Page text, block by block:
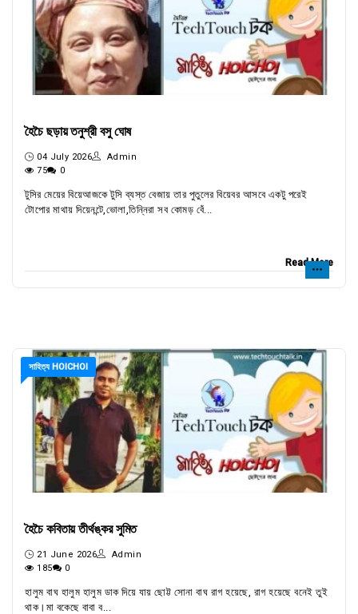
হৈচৈ ছড়ায় তনুশ্রী বসু ঘোষ
04 July 2026
Admin
75
0
টুসির মেয়ের বিয়েআজকে টুসি ব্যস্ত বেজায় তার পুতুলের বিয়েবর আসবে একটু পরেই
টোপোর মাথায় দিয়েনন্টে,ভোলা,তিন্নিরা সব কোমড় বেঁ...
Read More
সাহিত্য HOICHOI
হৈচৈ কবিতায় তীর্থঙ্কর সুমিত
21 June 2026
Admin
185
0
হালুম বাঘ হালুম হালুম ডাক দিয়ে যায় ছোট্ট সোনা বাঘ রাগ হয়েছে, রাগ হয়েছে বনেই তুই
থাক।মা বকেছে বাবা ব...